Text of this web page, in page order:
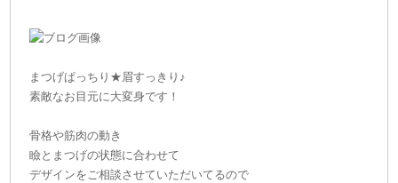
まつげぱっちり★眉すっきり♪
素敵なお目元に大変身です！
骨格や筋肉の動き
瞼とまつげの状態に合わせて
デザインをご相談させていただいてるので